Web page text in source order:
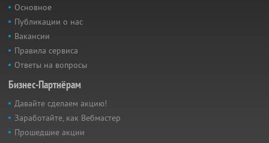
Основное
Публикации о нас
Вакансии
Правила сервиса
Ответы на вопросы
Бизнес-Партнёрам
Давайте сделаем акцию!
Заработайте, как Вебмастер
Прошедшие акции